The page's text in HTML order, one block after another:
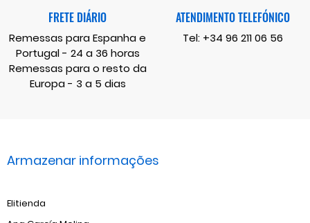
FRETE DIÁRIO
Remessas para Espanha e
Portugal - 24 a 36 horas
Remessas para o resto da
Europa - 3 a 5 dias
ATENDIMENTO TELEFÓNICO
Tel: +34 96 211 06 56
Armazenar informações
Elitienda